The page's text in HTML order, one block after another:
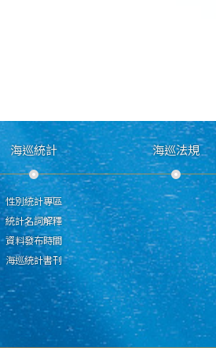
海巡統計
性別統計專區
統計名詞解釋
資料發布時間
海巡統計書刊
海巡法規